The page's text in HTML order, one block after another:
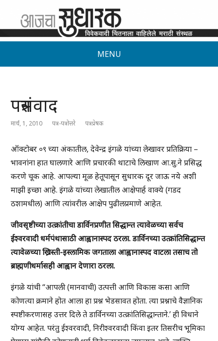
MENU
पत्रसंवाद
मार्च, 1, 2010 पत्र-पत्रोत्तरे पत्रप्रेषक
ऑक्टोबर ०९ च्या अंकातील, देवेन्द्र इंगळे यांच्या लेखावर प्रतिक्रिया –
भावनांना हात घालणारे आणि प्रचारकी थाटाचे लिखाण आ.सु.ने प्रसिद्ध
करणे चूक आहे. आपल्या मूळ हेतूपासून सुधारक दूर जाऊ नये अशी
माझी इच्छा आहे. इंगळे यांच्या लेखातील आक्षेपार्ह वाक्ये (गडद
ठशामधील) आणि त्यांवरील आक्षेप पुढीलप्रमाणे आहेत.
जीवसृष्टीच्या उत्क्रांतीचा डार्विनप्रणीत सिद्धान्त त्यावेळच्या सर्वच
ईश्वरवादी धर्मपंथासाठी आह्वानास्पद ठरला. डार्विनच्या उत्क्रांतिसिद्धान्त
त्यावेळच्या ख्रिस्ती-इस्लामिक जगताला आह्वानास्पद वाटला तसाच तो
ब्राह्मणीधर्मासही आह्वान देणारा ठरला.
इंगळे यांची “आपली (मानवाची) उत्पत्ती आणि विकास कसा आणि
कोणत्या क्रमाने होत आला हा प्रश्न भेडसावत होता. त्या प्रश्नाचे वैज्ञानिक
स्पष्टीकरणासह उत्तर दिले ते डार्विनच्या उत्क्रांतिसिद्धान्ताने.’ ही विधाने
योग्य आहेत. परंतु ईश्वरवादी, निरीश्वरवादी किंवा इतर तिसरीच भूमिका